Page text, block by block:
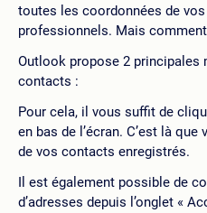
toutes les coordonnées de
professionnels. Mais
Outlook propose 2 principales
contacts :
Pour cela, il vous suffit de
en bas de l’écran. C’est là
de vos contacts enregistrés.
Il est également possible de
d’adresses depuis l’onglet «